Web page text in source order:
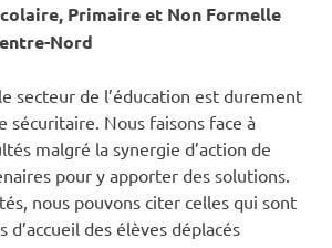
Primaire et Non Formelle
Nord
secteur de l’éducation est durement
sécuritaire. Nous faisons face à
malgré la synergie d’action de
pour y apporter des solutions.
nous pouvons citer celles qui sont
d’accueil des élèves déplacés